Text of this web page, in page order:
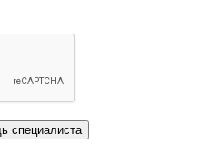
специалиста